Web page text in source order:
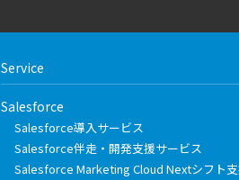
Service
Salesforce
Salesforce導入サービス
Salesforce伴走・開発支援サービス
Salesforce Marketing Cloud Nextシフト